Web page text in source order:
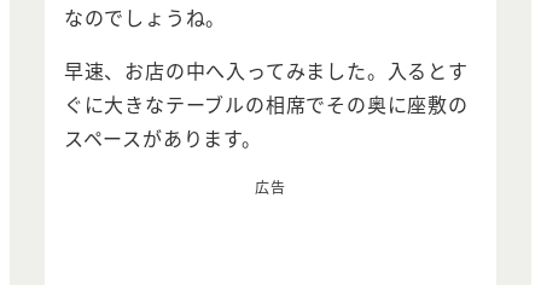
なのでしょうね。
早速、お店の中へ入ってみました。入るとす
ぐに大きなテーブルの相席でその奥に座敷の
スペースがあります。
広告